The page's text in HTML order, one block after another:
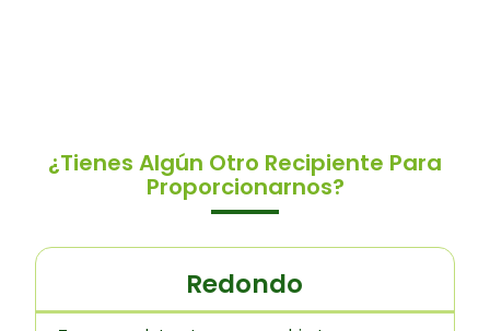
¿Tienes Algún Otro Recipiente Para
Proporcionarnos?
Redondo